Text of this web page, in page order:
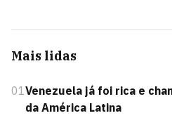
Mais lidas
01Venezuela já foi rica e
da América Latina